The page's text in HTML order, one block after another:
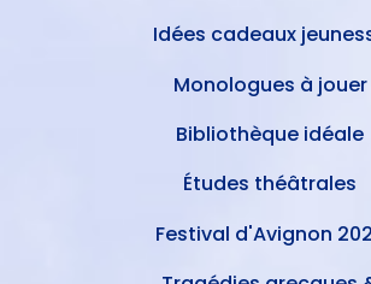
Idées cadeaux
Monologues à jouer
Bibliothèque idéale
Études théâtrales
Festival d'Avignon